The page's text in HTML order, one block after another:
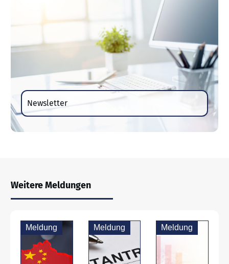
Newsletter
Weitere Meldungen
Meldung Meldung Meldung